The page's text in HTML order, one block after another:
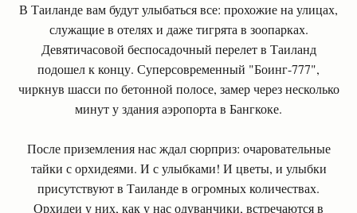
В Таиланде вам будут улыбаться все: прохожие на улицах,
служащие в отелях и даже тигрята в зоопарках.
Девятичасовой беспосадочный перелет в Таиланд
подошел к концу. Суперсовременный "Боинг-777",
чиркнув шасси по бетонной полосе, замер через несколько
минут у здания аэропорта в Бангкоке.
После приземления нас ждал сюрприз: очаровательные
тайки с орхидеями. И с улыбками! И цветы, и улыбки
присутствуют в Таиланде в огромных количествах.
Орхидеи у них, как у нас одуванчики, встречаются в